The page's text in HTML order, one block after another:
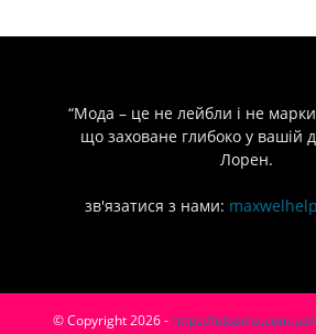
“Мода – це не лейбли і не
що заховане глибоко у вашій
Лорен.
зв'язатися з нами:
© Copyright 2026 - https://